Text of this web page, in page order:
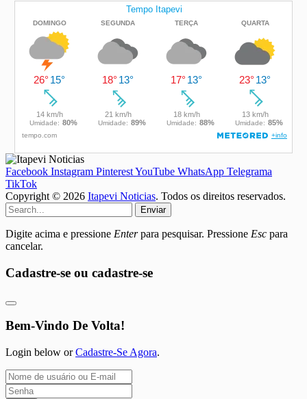
Facebook Instagram PinterestYouTube WhatsApp Telegrama
TikTok
Copyright © 2026 Itapevi Noticias. Todos os direitos reservados.
Enviar
Digite acima e pressione Enterpara pesquisar. Pressione Esc para
cancelar.
Cadastre-se ou cadastre-se
Bem-Vindo De Volta!
Login below orCadastre-Se Agora.